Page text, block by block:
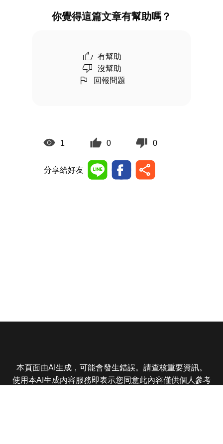
你覺得這篇文章有幫助嗎？
有幫助
沒幫助
回報問題
1 0 0
分享給好友
本頁面由AI生成，可能會發生錯誤。請查核重要資訊。
使用本AI生成內容服務即表示您同意此內容僅供個人參考